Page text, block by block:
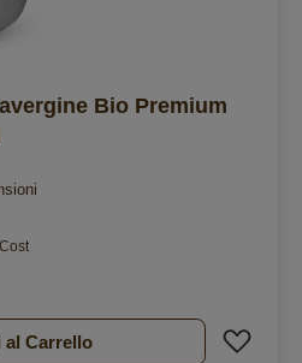
Bio Premium
al Carrello